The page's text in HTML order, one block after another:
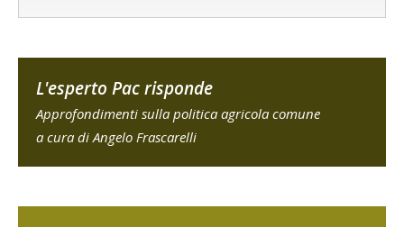
L'esperto Pac risponde
Approfondimenti sulla politica agricola comune
a cura di Angelo Frascarelli